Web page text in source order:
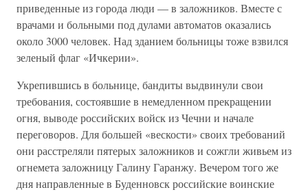
приведенные из города люди — в заложников. Вместе с
врачами и больными под дулами автоматов оказались
около 3000 человек. Над зданием больницы тоже взвился
зеленый флаг «Ичкерии».
Укрепившись в больнице, бандиты выдвинули свои
требования, состоявшие в немедленном прекращении
огня, выводе российских войск из Чечни и начале
переговоров. Для большей «вескости» своих требований
они расстреляли пятерых заложников и сожгли живьем из
огнемета заложницу Галину Гаранжу. Вечером того же
дня направленные в Буденновск российские воинские